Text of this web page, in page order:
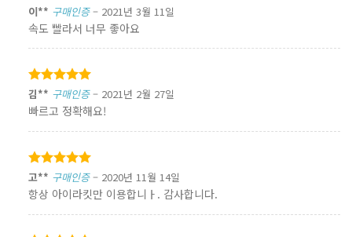
5 중에서
5로 평가됨
이** 구매인증 – 2021년 3월 11일
속도 빨라서 너무 좋아요
5 중에서
5로 평가됨
김** 구매인증 – 2021년 2월 27일
빠르고 정확해요!
5 중에서
5로 평가됨
고** 구매인증 – 2020년 11월 14일
항상 아이라킷만 이용합니ㅏ. 감사합니다.